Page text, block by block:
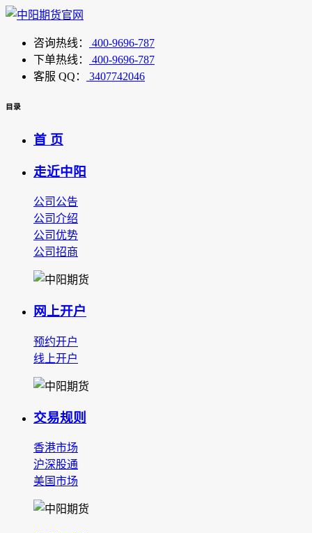
咨询热线：
400-9696-787
下单热线：
400-9696-787
客服 QQ：
3407742046
目录
首 页
走近中阳
公司公告
公司介绍
公司优势
公司招商
网上开户
预约开户
线上开户
交易规则
香港市场
沪深股通
美国市场